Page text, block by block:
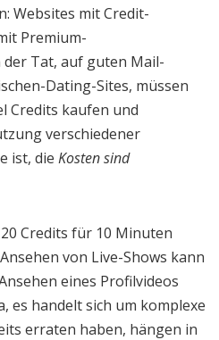
Websites mit Credit-
Premium-
Tat, auf guten Mail-
Dating-Sites, müssen
Credits kaufen und
verschiedener
ist, die Kosten sind
Credits für 10 Minuten
von Live-Shows kann
eines Profilvideos
es handelt sich um komplexe
erraten haben, hängen in